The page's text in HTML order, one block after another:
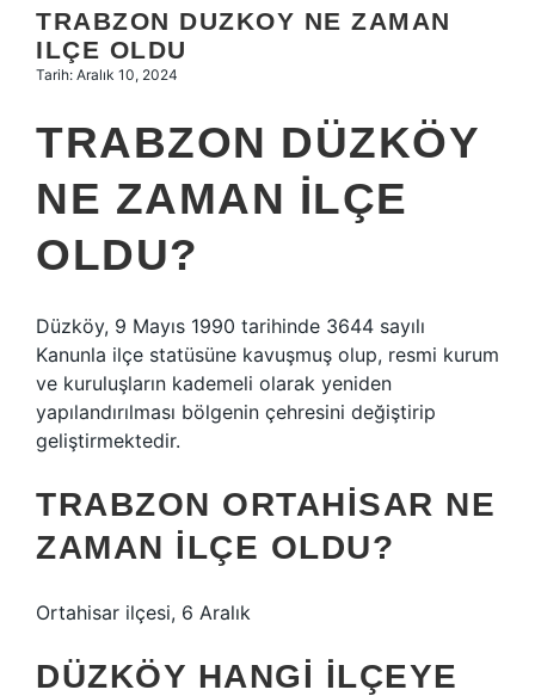
Hakkımızda
TRABZON DUZKOY NE ZAMAN
ILÇE OLDU
Tarih: Aralık 10, 2024
TRABZON DÜZKÖY
NE ZAMAN ILÇE
OLDU?
Düzköy, 9 Mayıs 1990 tarihinde 3644 sayılı
Kanunla ilçe statüsüne kavuşmuş olup, resmi kurum
ve kuruluşların kademeli olarak yeniden
yapılandırılması bölgenin çehresini değiştirip
geliştirmektedir.
TRABZON ORTAHISAR NE
ZAMAN ILÇE OLDU?
Ortahisar ilçesi, 6 Aralık
DÜZKÖY HANGI ILÇEYE